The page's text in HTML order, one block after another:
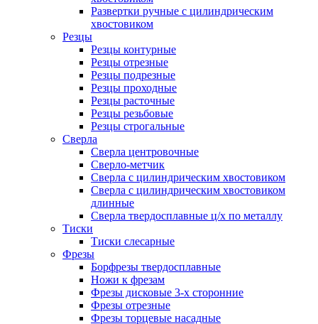
Развертки ручные с цилиндрическим
хвостовиком
Резцы
Резцы контурные
Резцы отрезные
Резцы подрезные
Резцы проходные
Резцы расточные
Резцы резьбовые
Резцы строгальные
Сверла
Сверла центровочные
Сверло-метчик
Сверла с цилиндрическим хвостовиком
Сверла с цилиндрическим хвостовиком
длинные
Сверла твердосплавные ц/х по металлу
Тиски
Тиски слесарные
Фрезы
Борфрезы твердосплавные
Ножи к фрезам
Фрезы дисковые 3-х сторонние
Фрезы отрезные
Фрезы торцевые насадные